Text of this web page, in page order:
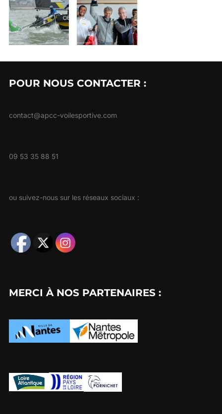
POUR NOUS CONTACTER :
contact@apcc-voilesportive.com
09 53 35 88 51
ou suivez-nous sur les réseaux sociaux :
MERCI À NOS PARTENAIRES :